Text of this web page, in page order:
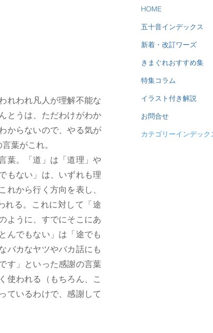
れわれ凡人が理解不能な
とうは、ただわけがわか
からないので、やる気が
葉がこれ。
葉。「道」は「道理」や
もない」は、いずれも理
から行く方向を表し、
れる。これに対して「途
ように、すでにそこにあ
んでもない」は「途でも
バカなヤツやバカ話にも
す」といった感謝の言葉
使われる（もちろん、こ
ているわけで、感謝して
HOME
五十音インデックス
新着・改訂ワーズ
きまぐれおすすめ集
特集コラム
イラスト付き解説
お問合せ
カテゴリーインデック